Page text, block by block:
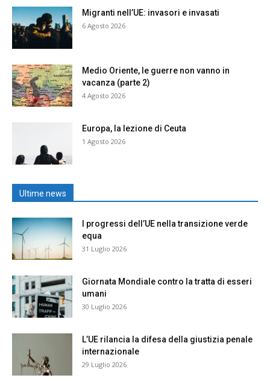
Migranti nell’UE: invasori e invasati
6 Agosto 2026
Medio Oriente, le guerre non vanno in
vacanza (parte 2)
4 Agosto 2026
Europa, la lezione di Ceuta
1 Agosto 2026
Ultime news
I progressi dell’UE nella transizione verde
equa
31 Luglio 2026
Giornata Mondiale contro la tratta di esseri
umani
30 Luglio 2026
L’UE rilancia la difesa della giustizia penale
internazionale
29 Luglio 2026